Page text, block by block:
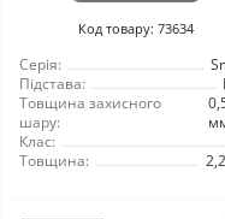
Код товару: 73634
Серія:
Підстава:
Товщина захисного
шару:
Клас:
Товщина: